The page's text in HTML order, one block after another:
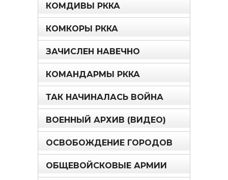
КОМДИВЫ РККА
КОМКОРЫ РККА
ЗАЧИСЛЕН НАВЕЧНО
КОМАНДАРМЫ РККА
ТАК НАЧИНАЛАСЬ ВОЙНА
ВОЕННЫЙ АРХИВ (ВИДЕО)
ОСВОБОЖДЕНИЕ ГОРОДОВ
ОБЩЕВОЙСКОВЫЕ АРМИИ